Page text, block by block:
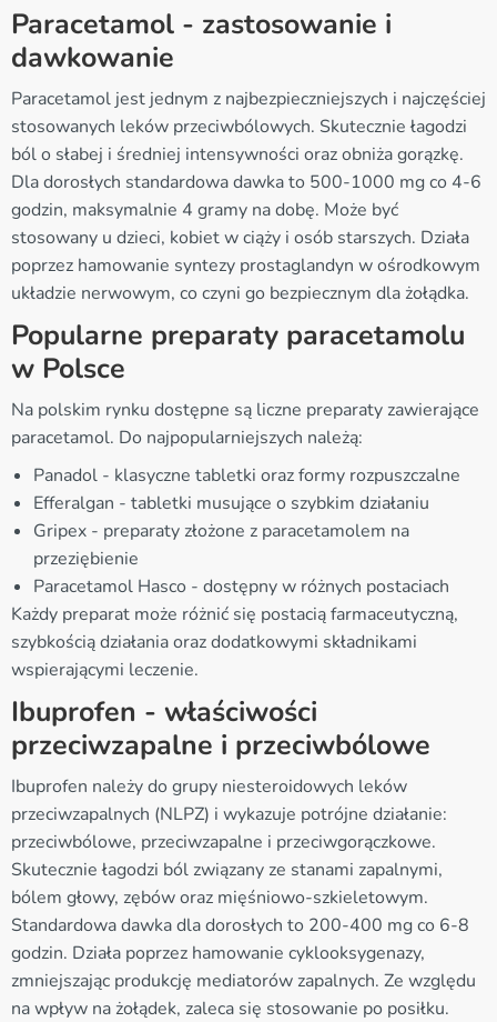
Paracetamol - zastosowanie i
dawkowanie
Paracetamol jest jednym z najbezpieczniejszych i najczęściej
stosowanych leków przeciwbólowych. Skutecznie łagodzi
ból o słabej i średniej intensywności oraz obniża gorązkę.
Dla dorosłych standardowa dawka to 500-1000 mg co 4-6
godzin, maksymalnie 4 gramy na dobę. Może być
stosowany u dzieci, kobiet w ciąży i osób starszych. Działa
poprzez hamowanie syntezy prostaglandyn w ośrodkowym
układzie nerwowym, co czyni go bezpiecznym dla żołądka.
Popularne preparaty paracetamolu
w Polsce
Na polskim rynku dostępne są liczne preparaty zawierające
paracetamol. Do najpopularniejszych należą:
Panadol - klasyczne tabletki oraz formy rozpuszczalne
Efferalgan - tabletki musujące o szybkim działaniu
Gripex - preparaty złożone z paracetamolem na
przeziębienie
Paracetamol Hasco - dostępny w różnych postaciach
Każdy preparat może różnić się postacią farmaceutyczną,
szybkością działania oraz dodatkowymi składnikami
wspierającymi leczenie.
Ibuprofen - właściwości
przeciwzapalne i przeciwbólowe
Ibuprofen należy do grupy niesteroidowych leków
przeciwzapalnych (NLPZ) i wykazuje potrójne działanie:
przeciwbólowe, przeciwzapalne i przeciwgorączkowe.
Skutecznie łagodzi ból związany ze stanami zapalnymi,
bólem głowy, zębów oraz mięśniowo-szkieletowym.
Standardowa dawka dla dorosłych to 200-400 mg co 6-8
godzin. Działa poprzez hamowanie cyklooksygenazy,
zmniejszając produkcję mediatorów zapalnych. Ze względu
na wpływ na żołądek, zaleca się stosowanie po posiłku.